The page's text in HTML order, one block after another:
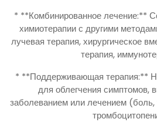
* **Комбинированное лечение:**
химиотерапии с другими
лучевая терапия, хирургическое
терапия,
* **Поддерживающая терапия:**
для облегчения симптомов,
заболеванием или лечением (боль,